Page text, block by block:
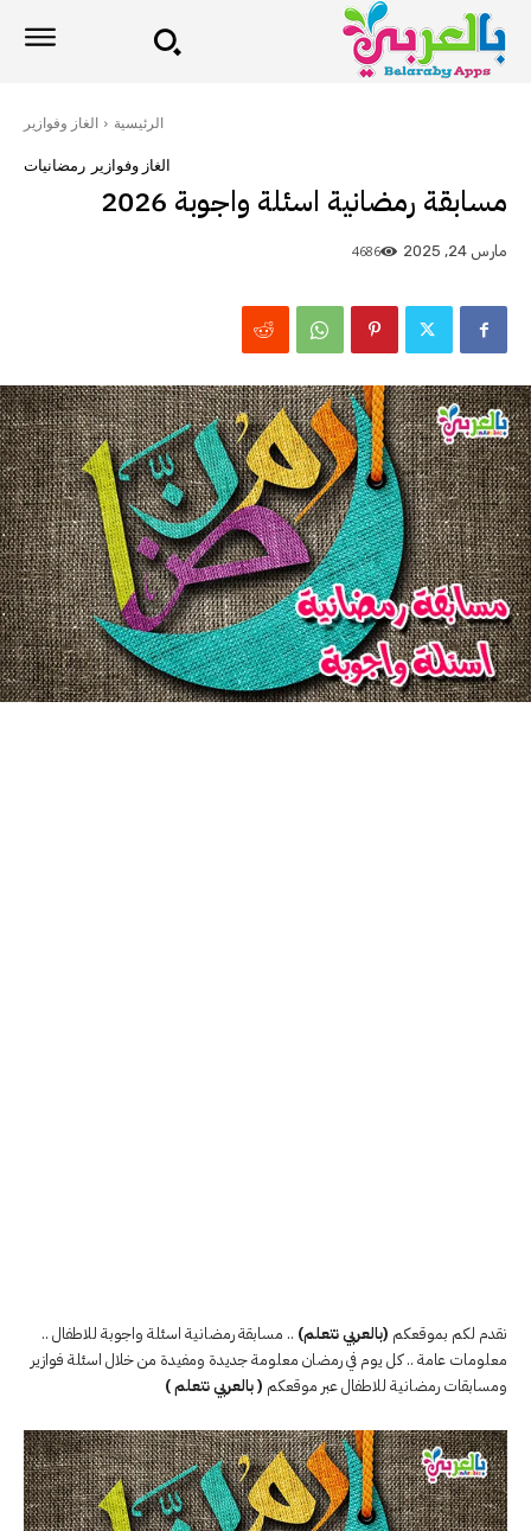
الرئيسية الغاز وفوازير
الغاز وفوازير رمضانيات
مسابقة رمضانية اسئلة واجوبة 2026
مارس 24, 2025 4686
نقدم لكم بموقعكم (بالعربي نتعلم) .. مسابقة رمضانية اسئلة واجوبة للاطفال ..
معلومات عامة .. كل يوم في رمضان معلومة جديدة ومفيدة من خلال اسئلة فوازير
ومسابقات رمضانية للاطفال عبر موقعكم ( بالعربي نتعلم )